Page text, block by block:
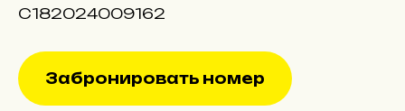
С182024009162
Забронировать номер